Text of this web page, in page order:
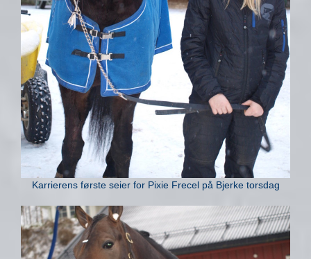
Karrierens første seier for Pixie Frecel på Bjerke torsdag